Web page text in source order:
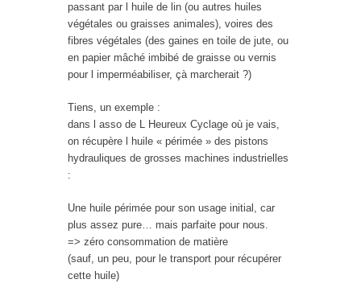
passant par l huile de lin (ou autres huiles
végétales ou graisses animales), voires des
fibres végétales (des gaines en toile de jute, ou
en papier mâché imbibé de graisse ou vernis
pour l imperméabiliser, çà marcherait ?)
Tiens, un exemple :
dans l asso de L Heureux Cyclage où je vais,
on récupère l huile « périmée » des pistons
hydrauliques de grosses machines industrielles
:
Une huile périmée pour son usage initial, car
plus assez pure… mais parfaite pour nous.
=> zéro consommation de matière
(sauf, un peu, pour le transport pour récupérer
cette huile)